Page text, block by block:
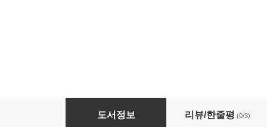
클라우드 전환 그 실제 이야기
도서정보 리뷰/한줄평 (0/3)